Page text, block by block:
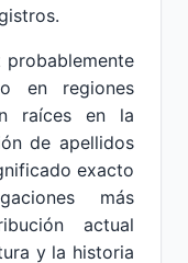
probablemente
en regiones
raíces en la
de apellidos
exacto
más
actual
y la historia